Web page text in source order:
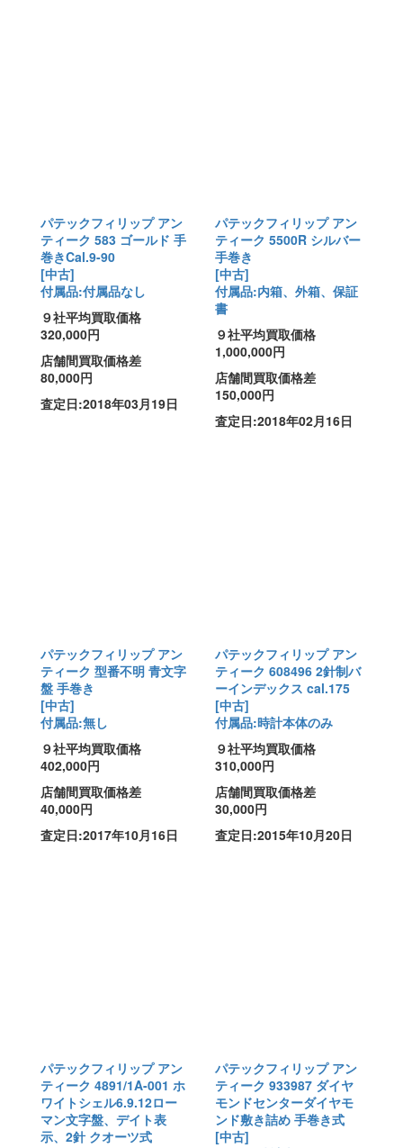
パテックフィリップ アン
ティーク 583 ゴールド 手
巻きCal.9-90
[中古]
付属品:付属品なし
９社平均買取価格
320,000円
店舗間買取価格差
80,000円
査定日:2018年03月19日
パテックフィリップ アン
ティーク 5500R シルバー
手巻き
[中古]
付属品:内箱、外箱、保証
書
９社平均買取価格
1,000,000円
店舗間買取価格差
150,000円
査定日:2018年02月16日
パテックフィリップ アン
ティーク 型番不明 青文字
盤 手巻き
[中古]
付属品:無し
９社平均買取価格
402,000円
店舗間買取価格差
40,000円
査定日:2017年10月16日
パテックフィリップ アン
ティーク 608496 2針制バ
ーインデックス cal.175
[中古]
付属品:時計本体のみ
９社平均買取価格
310,000円
店舗間買取価格差
30,000円
査定日:2015年10月20日
パテックフィリップ アン
ティーク 4891/1A-001 ホ
ワイトシェル6.9.12ロー
マン文字盤、デイト表
示、2針 クオーツ式
パテックフィリップ アン
ティーク 933987 ダイヤ
モンドセンターダイヤモ
ンド敷き詰め 手巻き式
[中古]